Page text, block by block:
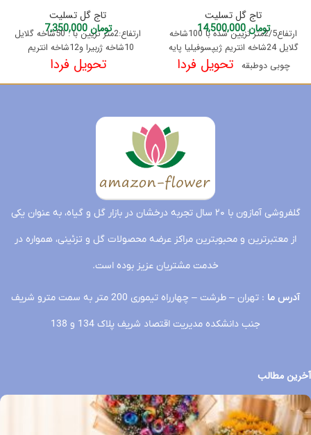
تاج گل تسلیت
تومان14,500,000
ارتفاع2/5متر تزیین شده با 100شاخه
گلایل 24شاخه انتریم ژیپسوفیلیا پایه
چوبی دوطبقهتحویل فردا
تاج گل تسلیت
تومان7,350,000
ارتفاع:2متر تزیین با : 50شاخه گلایل
10شاخه ژربیرا و12شاخه انتریم
تحویل فردا
گلفروشی آمازون با ۲۰ سال تجربه درخشان در بازار گل و گیاه، به عنوان یکی
از معتبرترین و محبوبترین مراکز عرضه محصولات گل و تزئینی، همواره در
خدمت مشتریان عزیز بوده است.
آدرس ما
: تهران – طرشت – چهارراه تیموری 200 متر به سمت مترو شریف
جنب دانشکده مدیریت اقتصاد شریف پلاک 134 و 138
آخرین مطالب